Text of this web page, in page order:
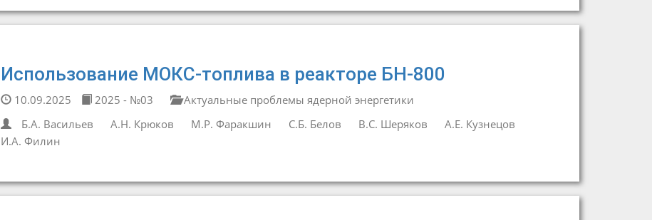
Использование МОКС-топлива в реакторе БН-800
10.09.2025 2025 - №03
Актуальные проблемы ядерной энергетики
Б.А. Васильев
А.Н. Крюков М.Р. Фаракшин С.Б. Белов В.С. Шеряков
А.Е. Кузнецов
И.А. Филин